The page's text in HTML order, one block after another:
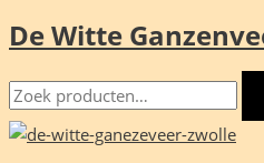
Ga
de
inhoud
De Witte
Zoeken
naar: